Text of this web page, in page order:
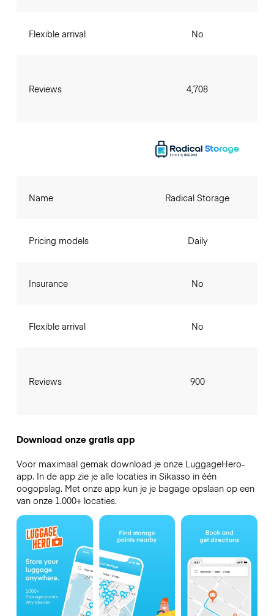
Flexible arrival
Reviews
No
4,708
Name
Pricing models
Insurance
Flexible arrival
Reviews
Radical Storage
Daily
No
No
900
Download onze gratis app
Voor maximaal gemak download je onze LuggageHero-
app. In de app zie je alle locaties in Sikasso in één
oogopslag. Met onze app kun je je bagage opslaan op een
van onze 1.000+ locaties.